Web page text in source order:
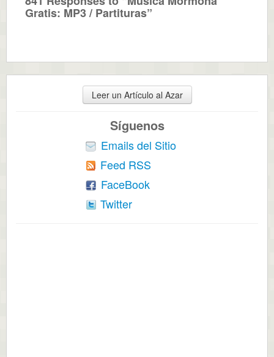
Gratis: MP3 / Partituras”
Leer un Artículo al Azar
Síguenos
Emails del Sitio
Feed RSS
FaceBook
Twitter